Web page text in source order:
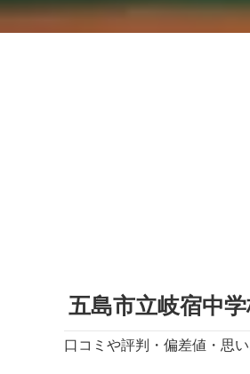
五島市立岐宿中
口コミや評判・偏差値・思